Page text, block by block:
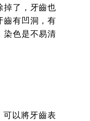
掉了，牙齒也
齒有凹洞，有
染色是不易清
以將牙齒表